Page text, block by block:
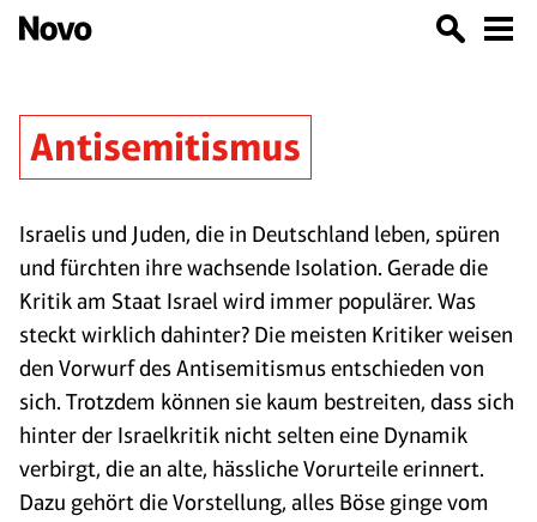
Antisemitismus
Israelis und Juden, die in Deutschland leben, spüren
und fürchten ihre wachsende Isolation. Gerade die
Kritik am Staat Israel wird immer populärer. Was
steckt wirklich dahinter? Die meisten Kritiker weisen
den Vorwurf des Antisemitismus entschieden von
sich. Trotzdem können sie kaum bestreiten, dass sich
hinter der Israelkritik nicht selten eine Dynamik
verbirgt, die an alte, hässliche Vorurteile erinnert.
Dazu gehört die Vorstellung, alles Böse ginge vom